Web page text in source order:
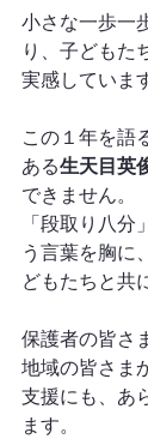
小さな一歩一
り、子どもた
実感していま
この１年を語
ある生天目英
できません。
「段取り八
う言葉を胸に
どもたちと共
保護者の皆さ
地域の皆さま
支援にも、あ
ます。